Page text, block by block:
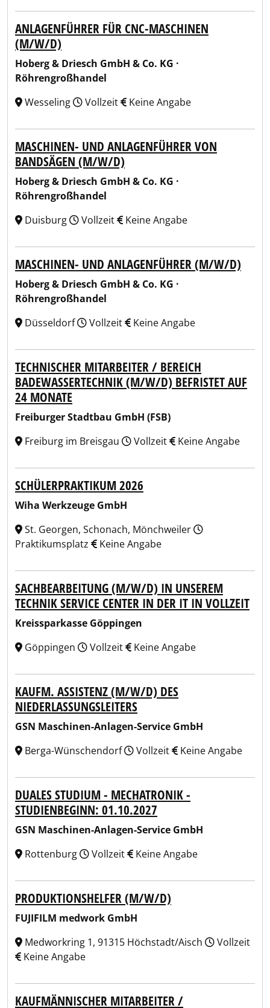
ANLAGENFÜHRER FÜR CNC-MASCHINEN
(M/W/D)
Hoberg & Driesch GmbH & Co. KG ·
Röhrengroßhandel
Wesseling
Vollzeit Keine Angabe
MASCHINEN- UND ANLAGENFÜHRER VON
BANDSÄGEN (M/W/D)
Hoberg & Driesch GmbH & Co. KG ·
Röhrengroßhandel
Duisburg
Vollzeit Keine Angabe
MASCHINEN- UND ANLAGENFÜHRER (M/W/D)
Hoberg & Driesch GmbH & Co. KG ·
Röhrengroßhandel
Düsseldorf
Vollzeit Keine Angabe
TECHNISCHER MITARBEITER / BEREICH
BADEWASSERTECHNIK (M/W/D) BEFRISTET AUF
24 MONATE
Freiburger Stadtbau GmbH (FSB)
Freiburg im Breisgau
Vollzeit Keine Angabe
SCHÜLERPRAKTIKUM 2026
Wiha Werkzeuge GmbH
St. Georgen, Schonach, Mönchweiler
Praktikumsplatz
Keine Angabe
SACHBEARBEITUNG (M/W/D) IN UNSEREM
TECHNIK SERVICE CENTER IN DER IT IN VOLLZEIT
Kreissparkasse Göppingen
Göppingen
Vollzeit Keine Angabe
KAUFM. ASSISTENZ (M/W/D) DES
NIEDERLASSUNGSLEITERS
GSN Maschinen-Anlagen-Service GmbH
Berga-Wünschendorf
Vollzeit Keine Angabe
DUALES STUDIUM - MECHATRONIK -
STUDIENBEGINN: 01.10.2027
GSN Maschinen-Anlagen-Service GmbH
Rottenburg
Vollzeit Keine Angabe
PRODUKTIONSHELFER (M/W/D)
FUJIFILM medwork GmbH
Medworkring 1, 91315 Höchstadt/Aisch
Vollzeit
Keine Angabe
KAUFMÄNNISCHER MITARBEITER /